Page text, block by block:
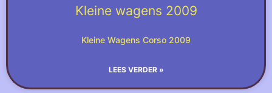
Kleine wagens 2009
Kleine Wagens Corso 2009
LEES VERDER »